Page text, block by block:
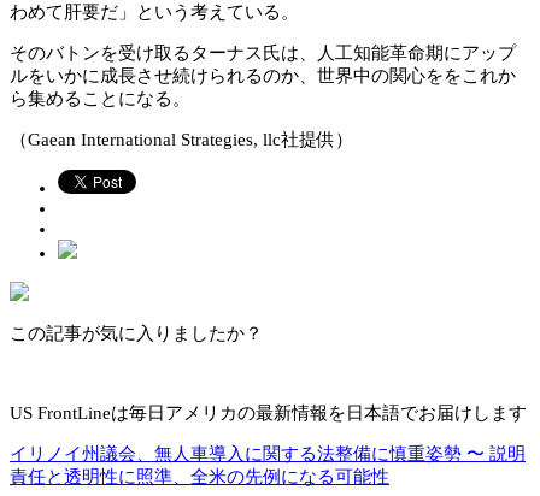
わめて肝要だ」という考えている。
そのバトンを受け取るターナス氏は、人工知能革命期にアップ
ルをいかに成長させ続けられるのか、世界中の関心ををこれか
ら集めることになる。
（Gaean International Strategies, llc社提供）
この記事が気に入りましたか？
US FrontLineは毎日アメリカの最新情報を日本語でお届けします
イリノイ州議会、無人車導入に関する法整備に慎重姿勢 〜 説明
責任と透明性に照準、全米の先例になる可能性